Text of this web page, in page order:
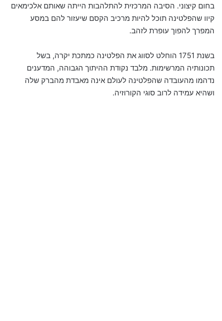
בחום קיצוני. הסיבה המרכזית להתלהבות הייתה שאותם אלכימאים
קיוו שהפלטינה תוכל להיות מרכיב הקסם שיעזור להם במסע
המפרך להפוך עופרת לזהב.
בשנת 1751 הוחלט לסווג את הפלטינה כמתכת יקרה, בשל
תכונותיה המרשימות. מלבד נקודת ההיתוך הגבוהה, המדענים
נדהמו מהעובדה שהפלטינה לעולם אינה מאבדת מהברק שלה
ושהיא עמידה לרוב סוגי הקורוזיה.